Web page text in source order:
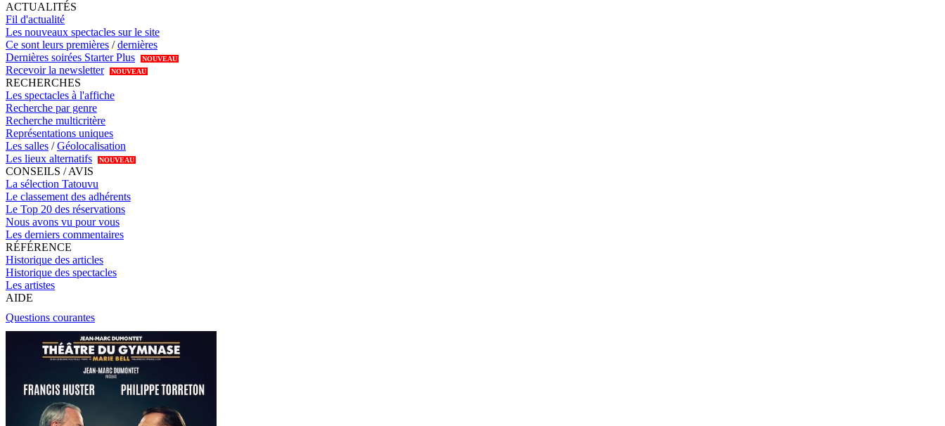
ACTUALITÉS
Fil d'actualité
Les nouveaux spectacles sur le site
Ce sont leurs premières /dernières
Dernières soirées Starter Plus
NOUVEAU
Recevoir la newsletter NOUVEAU
RECHERCHES
Les spectacles à l'affiche
Recherche par genre
Recherche multicritère
Représentations uniques
Les salles /Géolocalisation
Les lieux alternatifs
NOUVEAU
CONSEILS / AVIS
La sélection Tatouvu
Le classement des adhérents
Le Top 20 des réservations
Nous avons vu pour vous
Les derniers commentaires
RÉFÉRENCE
Historique des articles
Historique des spectacles
Les artistes
AIDE
Questions courantes